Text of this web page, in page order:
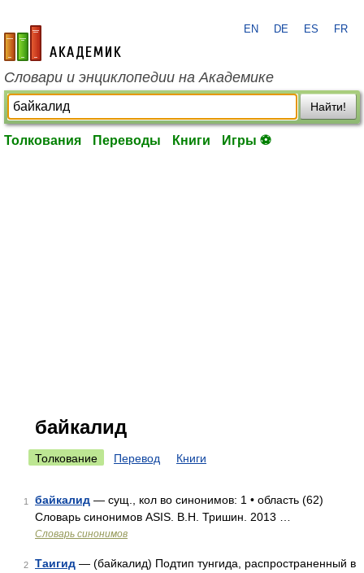
academic.ru
EN DE ES FR
Словари и энциклопедии на Академике
Найти!
Толкования Переводы Книги Игры ⚽
байкалид
Толкование Перевод Книги
1 байкалид — сущ., кол во синонимов: 1 • область (62)
Словарь синонимов ASIS. В.Н. Тришин. 2013 …
Словарь синонимов
2 Таигид — (байкалид) Подтип тунгида, распространенный в